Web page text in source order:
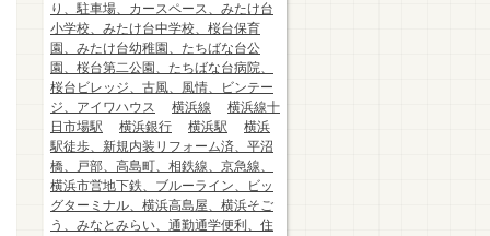
り、駐車場、カースペース、みたけ台
小学校、みたけ台中学校、桜台保育
園、みたけ台幼稚園、たちばな台公
園、桜台第二公園、たちばな台病院、
桜台ビレッジ、古風、風情、ビンテー
ジ、アイワハウス
横浜線
横浜線十
日市場駅
横浜銀行 横浜駅
横浜
駅徒歩、新規内装リフォーム済、平沼
橋、戸部、高島町、相鉄線、京急線、
横浜市営地下鉄、ブルーライン、ビッ
グターミナル、横浜高島屋、横浜そご
う、みなとみらい、通勤通学便利、住